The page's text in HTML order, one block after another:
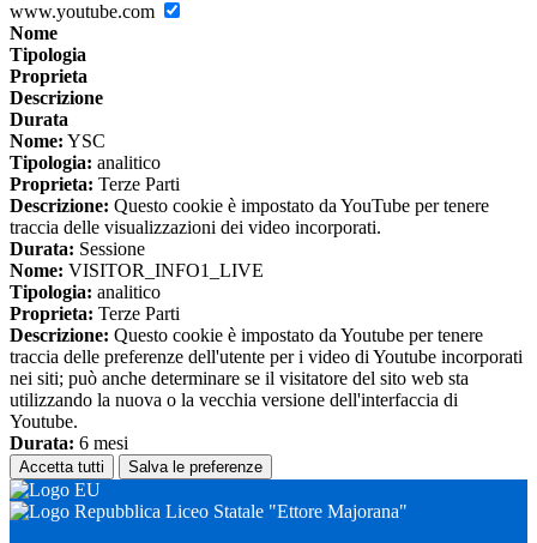
www.youtube.com
Nome
Tipologia
Proprieta
Descrizione
Durata
Nome: YSC
Tipologia: analitico
Proprieta: Terze Parti
Descrizione: Questo cookie è impostato da YouTube per tenere
traccia delle visualizzazioni dei video incorporati.
Durata: Sessione
Nome: VISITOR_INFO1_LIVE
Tipologia: analitico
Proprieta: Terze Parti
Descrizione: Questo cookie è impostato da Youtube per tenere
traccia delle preferenze dell'utente per i video di Youtube incorporati
nei siti; può anche determinare se il visitatore del sito web sta
utilizzando la nuova o la vecchia versione dell'interfaccia di
Youtube.
Durata: 6 mesi
Accetta tutti Salva le preferenze
Liceo Statale "Ettore Majorana"